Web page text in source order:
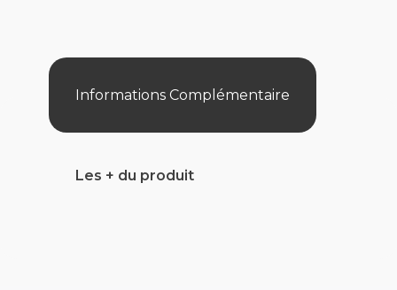
Informations Complémentaire
Les + du produit